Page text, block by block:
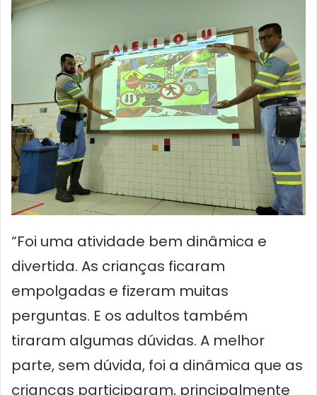
“Foi uma atividade bem dinâmica e
divertida. As crianças ficaram
empolgadas e fizeram muitas
perguntas. E os adultos também
tiraram algumas dúvidas. A melhor
parte, sem dúvida, foi a dinâmica que as
crianças participaram, principalmente